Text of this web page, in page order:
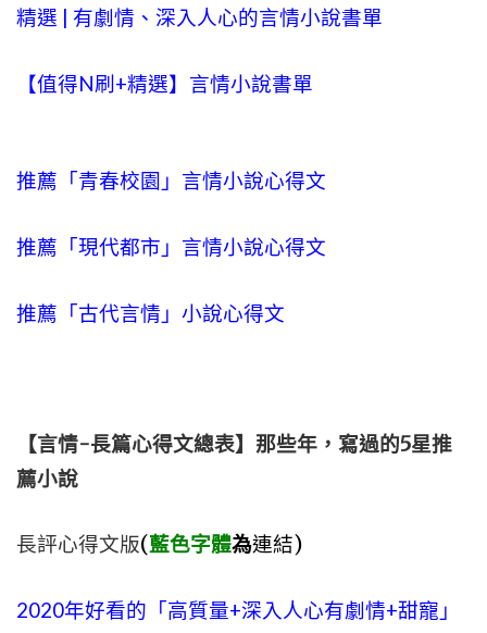
精選 | 有劇情、深入人心的言情小說書單
【值得N刷+精選】言情小說書單
推薦「青春校園」言情小說心得文
推薦「現代都市」言情小說心得文
推薦「古代言情」小說心得文
【言情-長篇心得文總表】那些年，寫過的5星推
薦小說
長評心得文版(藍色字體為連結)
2020年好看的「高質量+深入人心有劇情+甜寵」